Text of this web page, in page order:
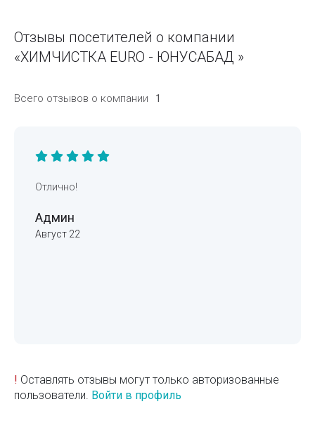
Отзывы посетителей о компании
«ХИМЧИСТКА EURO - ЮНУСАБАД »
Всего отзывов о компании 1
Отлично!
Админ
Август 22
! Оставлять отзывы могут только авторизованные
пользователи. Войти в профиль